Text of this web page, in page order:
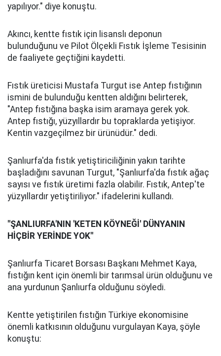
yapılıyor." diye konuştu.
Akıncı, kentte fıstık için lisanslı deponun
bulunduğunu ve Pilot Ölçekli Fıstık İşleme Tesisinin
de faaliyete geçtiğini kaydetti.
Fıstık üreticisi Mustafa Turgut ise Antep fıstığının
ismini de bulunduğu kentten aldığını belirterek,
"Antep fıstığına başka isim aramaya gerek yok.
Antep fıstığı, yüzyıllardır bu topraklarda yetişiyor.
Kentin vazgeçilmez bir ürünüdür." dedi.
Şanlıurfa'da fıstık yetiştiriciliğinin yakın tarihte
başladığını savunan Turgut, "Şanlıurfa'da fıstık ağaç
sayısı ve fıstık üretimi fazla olabilir. Fıstık, Antep'te
yüzyıllardır yetiştiriliyor." ifadelerini kullandı.
"ŞANLIURFA'NIN 'KETEN KÖYNEĞİ' DÜNYANIN
HİÇBİR YERİNDE YOK"
Şanlıurfa Ticaret Borsası Başkanı Mehmet Kaya,
fıstığın kent için önemli bir tarımsal ürün olduğunu ve
ana yurdunun Şanlıurfa olduğunu söyledi.
Kentte yetiştirilen fıstığın Türkiye ekonomisine
önemli katkısının olduğunu vurgulayan Kaya, şöyle
konuştu: